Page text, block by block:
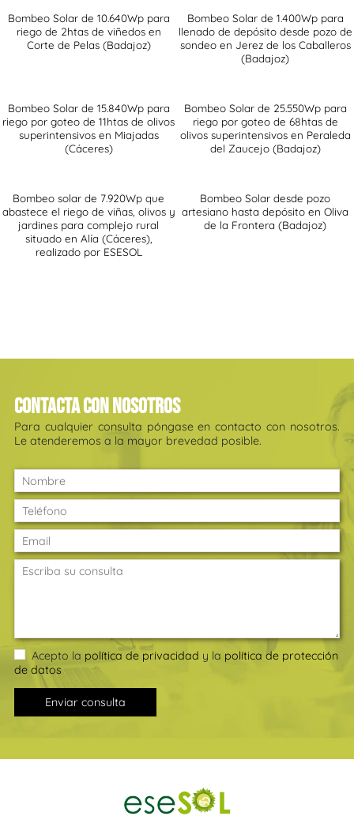
Bombeo Solar de 10.640Wp para
riego de 2htas de viñedos en
Corte de Pelas (Badajoz)
Bombeo Solar de 1.400Wp para
llenado de depósito desde pozo de
sondeo en Jerez de los Caballeros
(Badajoz)
Bombeo Solar de 15.840Wp para
riego por goteo de 11htas de olivos
superintensivos en Miajadas
(Cáceres)
Bombeo Solar de 25.550Wp para
riego por goteo de 68htas de
olivos superintensivos en Peraleda
del Zaucejo (Badajoz)
Bombeo solar de 7.920Wp que
abastece el riego de viñas, olivos y
jardines para complejo rural
situado en Alía (Cáceres),
realizado por ESESOL
Bombeo Solar desde pozo
artesiano hasta depósito en Oliva
de la Frontera (Badajoz)
Contacta con nosotros
Para cualquier consulta póngase en contacto con nosotros.
Le atenderemos a la mayor brevedad posible.
Acepto la política de privacidad y la política de protección
de datos
Enviar consulta